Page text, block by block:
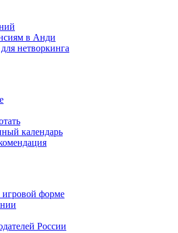
в Анди
нетворкинга
календарь
форме
России